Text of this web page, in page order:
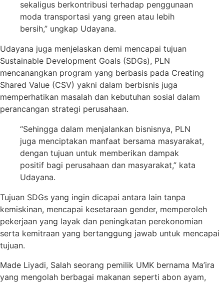
sekaligus berkontribusi terhadap penggunaan
moda transportasi yang green atau lebih
bersih,” ungkap Udayana.
Udayana juga menjelaskan demi mencapai tujuan
Sustainable Development Goals (SDGs), PLN
mencanangkan program yang berbasis pada Creating
Shared Value (CSV) yakni dalam berbisnis juga
memperhatikan masalah dan kebutuhan sosial dalam
perancangan strategi perusahaan.
“Sehingga dalam menjalankan bisnisnya, PLN
juga menciptakan manfaat bersama masyarakat,
dengan tujuan untuk memberikan dampak
positif bagi perusahaan dan masyarakat,” kata
Udayana.
Tujuan SDGs yang ingin dicapai antara lain tanpa
kemiskinan, mencapai kesetaraan gender, memperoleh
pekerjaan yang layak dan peningkatan perekonomian
serta kemitraan yang bertanggung jawab untuk mencapai
tujuan.
Made Liyadi, Salah seorang pemilik UMK bernama Ma’ira
yang mengolah berbagai makanan seperti abon ayam,